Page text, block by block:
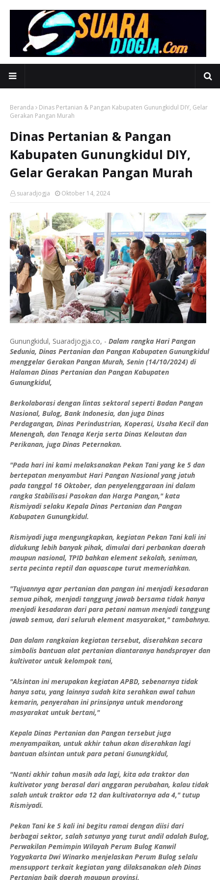
Beranda
Dinas Pertanian & Pangan Kabupaten Gunungkidul DIY, Gelar
Gerakan Pangan Murah
Dinas Pertanian & Pangan
Kabupaten Gunungkidul DIY,
Gelar Gerakan Pangan Murah
suaradjogja Oktober 14, 2024
Gunungkidul, Suaradjogja.co, - Dalam rangka Hari Pangan
Sedunia, Dinas Pertanian dan Pangan Kabupaten Gunungkidul
menggelar Gerakan Pangan Murah, Senin (14/10/2024) di
Halaman Dinas Pertanian dan Pangan Kabupaten
Gunungkidul,
Berkolaborasi dengan lintas sektoral seperti Badan Pangan
Nasional, Bulog, Bank Indonesia, dan juga Dinas
Perdagangan, Dinas Perindustrian, Koperasi, Usaha Kecil dan
Menengah, dan Tenaga Kerja serta Dinas Kelautan dan
Perikanan, juga Dinas Peternakan.
"Pada hari ini kami melaksanakan Pekan Tani yang ke 5 dan
bertepatan menyambut Hari Pangan Nasional yang jatuh
pada tanggal 16 Oktober, dan penyelenggaraan ini dalam
rangka Stabilisasi Pasokan dan Harga Pangan," kata
Rismiyadi selaku Kepala Dinas Pertanian dan Pangan
Kabupaten Gunungkidul.
Rismiyadi juga mengungkapkan, kegiatan Pekan Tani kali ini
didukung lebih banyak pihak, dimulai dari perbankan daerah
maupun nasional, TPID bahkan element sekolah, seniman,
serta pecinta reptil dan aquascape turut memeriahkan.
"Tujuannya agar pertanian dan pangan ini menjadi kesadaran
semua pihak, menjadi tanggung jawab bersama tidak hanya
menjadi kesadaran dari para petani namun menjadi tanggung
jawab semua, dari seluruh element masyarakat," tambahnya.
Dan dalam rangkaian kegiatan tersebut, diserahkan secara
simbolis bantuan alat pertanian diantaranya handsprayer dan
kultivator untuk kelompok tani,
"Alsintan ini merupakan kegiatan APBD, sebenarnya tidak
hanya satu, yang lainnya sudah kita serahkan awal tahun
kemarin, penyerahan ini prinsipnya untuk mendorong
masyarakat untuk bertani,"
Kepala Dinas Pertanian dan Pangan tersebut juga
menyampaikan, untuk akhir tahun akan diserahkan lagi
bantuan alsintan untuk para petani Gunungkidul,
"Nanti akhir tahun masih ada lagi, kita ada traktor dan
kultivator yang berasal dari anggaran perubahan, kalau tidak
salah untuk traktor ada 12 dan kultivatornya ada 4," tutup
Rismiyadi.
Pekan Tani ke 5 kali ini begitu ramai dengan diisi dari
berbagai sektor, salah satunya yang turut andil adalah Bulog,
Perwakilan Pemimpin Wilayah Perum Bulog Kanwil
Yogyakarta Dwi Winarko menjelaskan Perum Bulog selalu
mensupport terkait kegiatan yang dilaksanakan oleh Dinas
Pertanian baik daerah maupun provinsi,